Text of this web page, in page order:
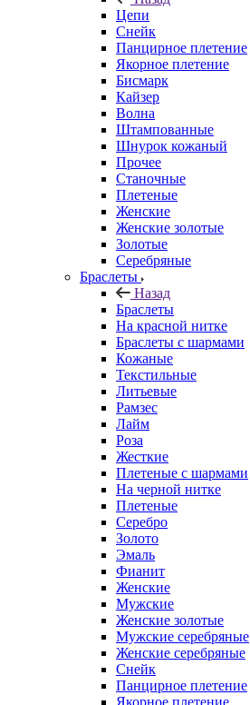
Цепи
Снейк
Панцирное плетение
Якорное плетение
Бисмарк
Кайзер
Волна
Штампованные
Шнурок кожаный
Прочее
Станочные
Плетеные
Женские
Женские золотые
Золотые
Серебряные
Браслеты
Назад
Браслеты
На красной нитке
Браслеты с шармами
Кожаные
Текстильные
Литьевые
Рамзес
Лайм
Роза
Жесткие
Плетеные с шармами
На черной нитке
Плетеные
Серебро
Золото
Эмаль
Фианит
Женские
Мужские
Женские золотые
Мужские серебряные
Женские серебряные
Снейк
Панцирное плетение
Якорное плетение